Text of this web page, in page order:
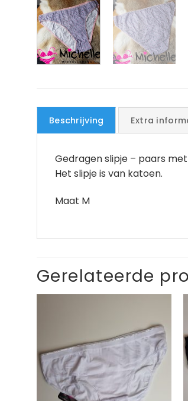
Beschrijving Extra
Gedragen slipje – paars
Het slipje is van katoen.
Maat M
Gerelateerde